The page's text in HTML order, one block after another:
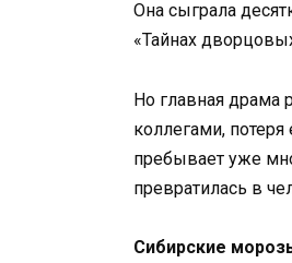
Она сыграла
«Тайнах
Но главная драма
коллегами,
пребывает уже
превратилась в
Сибирские